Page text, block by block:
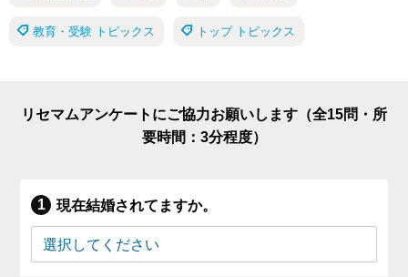
教育・受験 トピックス トップ トピックス
リセマムアンケートにご協力お願いします（全15問・所
要時間：3分程度）
現在結婚されてますか。